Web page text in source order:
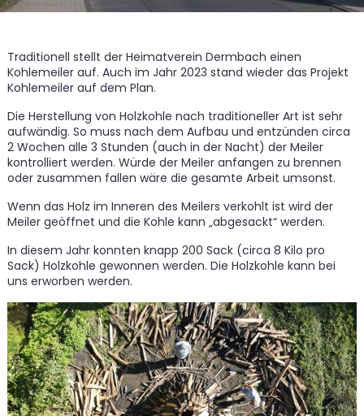
Traditionell stellt der Heimatverein Dermbach einen
Kohlemeiler auf. Auch im Jahr 2023 stand wieder das Projekt
Kohlemeiler auf dem Plan.
Die Herstellung von Holzkohle nach traditioneller Art ist sehr
aufwändig. So muss nach dem Aufbau und entzünden circa
2 Wochen alle 3 Stunden (auch in der Nacht) der Meiler
kontrolliert werden. Würde der Meiler anfangen zu brennen
oder zusammen fallen wäre die gesamte Arbeit umsonst.
Wenn das Holz im Inneren des Meilers verkohlt ist wird der
Meiler geöffnet und die Kohle kann „abgesackt“ werden.
In diesem Jahr konnten knapp 200 Sack (circa 8 Kilo pro
Sack) Holzkohle gewonnen werden. Die Holzkohle kann bei
uns erworben werden.